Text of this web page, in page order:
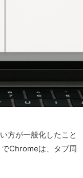
方が一般化したこと
Chromeは、タブ周